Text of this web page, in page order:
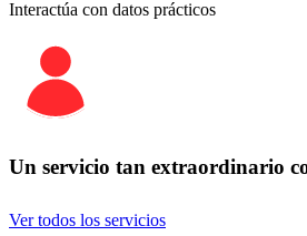
Interactúa con datos prácticos
Un servicio tan extraordinario
Ver todos los servicios